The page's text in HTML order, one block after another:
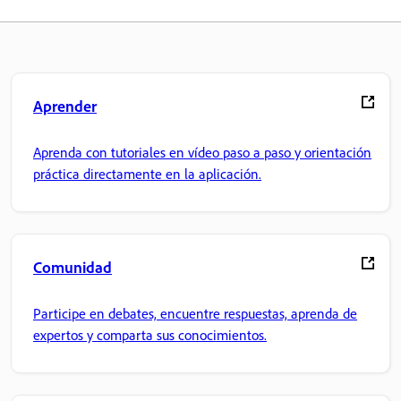
Aprender
Aprenda con tutoriales en vídeo paso a paso y orientación
práctica directamente en la aplicación.
Comunidad
Participe en debates, encuentre respuestas, aprenda de
expertos y comparta sus conocimientos.